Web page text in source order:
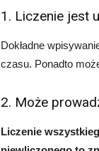
1. Liczenie jest
Dokładne
czasu. Ponadto
2. Może
Liczenie